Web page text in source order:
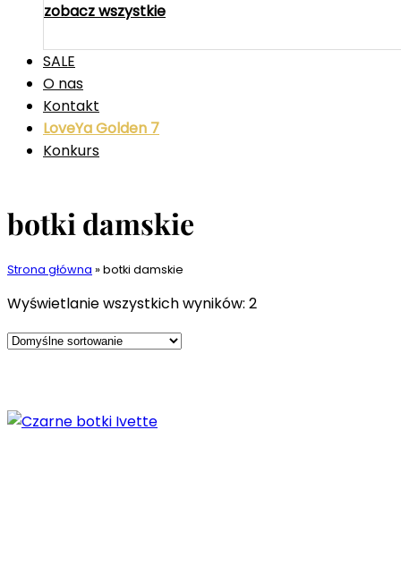
zobacz wszystkie
SALE
O nas
Kontakt
LoveYa Golden 7
Konkurs
botki damskie
Strona główna » botki damskie
Wyświetlanie wszystkich wyników: 2